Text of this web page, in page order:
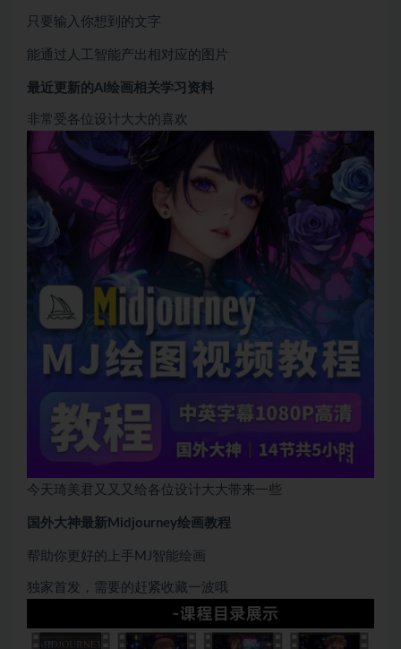
只要输入你想到的文字
能通过人工智能产出相对应的图片
最近更新的AI绘画相关学习资料
非常受各位设计大大的喜欢
今天琦美君又又又给各位设计大大带来一些
国外大神最新Midjourney绘画教程
帮助你更好的上手MJ智能绘画
独家首发，需要的赶紧收藏一波哦